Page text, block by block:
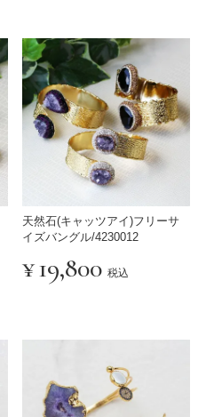
天然石(キャッツアイ)フリーサ
イズバングル/4230012
¥19,800 税込